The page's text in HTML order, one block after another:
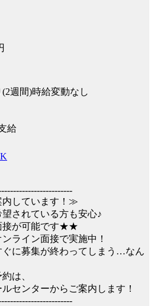
週間)時給変動なし
給
しています！≫
されている方も安心♪
接が可能です★★
ライン面接で実施中！
ぐに募集が終わってしまう…なん
は、
センターからご案内します！